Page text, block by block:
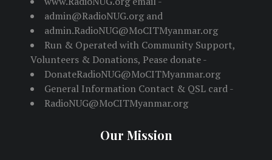
admin@RadioNUG.org and
admin.RadioNUG@MoCITMyanmar.org
Run & Operated with Community Support,
Volunteers & Donations, Pease donate -
DonateRadioNUG@MoCITMyanmar.org
General Information Contact & QSL card -
RadioNUG@MoCITMyanmar.org
Our Mission